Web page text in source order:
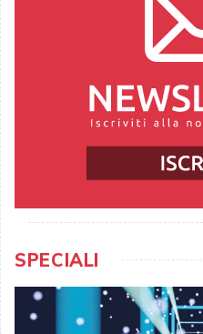
SPECIALI